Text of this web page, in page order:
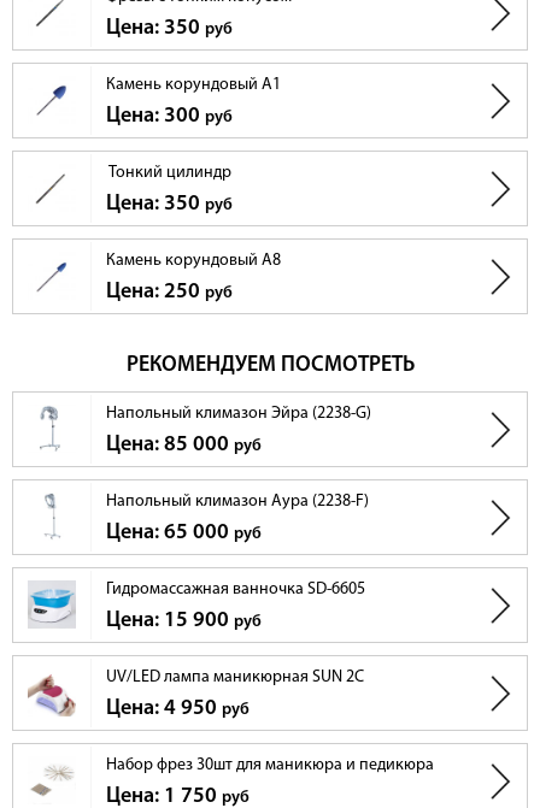
Цена: 350 руб
Камень корундовый A1
Цена: 300 руб
Тонкий цилиндр
Цена: 350 руб
Камень корундовый A8
Цена: 250 руб
РЕКОМЕНДУЕМ ПОСМОТРЕТЬ
Напольный климазон Эйра (2238-G)
Цена: 85 000 руб
Напольный климазон Аура (2238-F)
Цена: 65 000 руб
Гидромассажная ванночка SD-6605
Цена: 15 900 руб
UV/LED лампа маникюрная SUN 2C
Цена: 4 950 руб
Набор фрез 30шт для маникюра и педикюра
Цена: 1 750 руб